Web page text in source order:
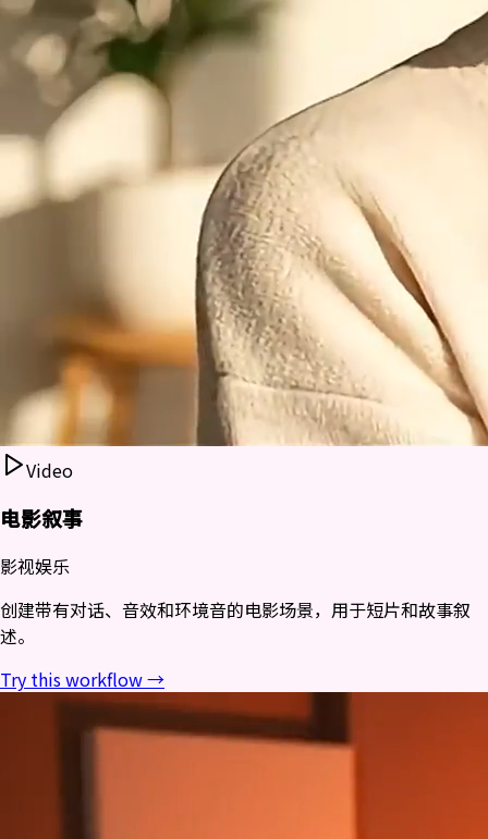
Video
电影叙事
影视娱乐
创建带有对话、音效和环境音的电影场景，用于短片和故事叙
述。
Try this workflow →